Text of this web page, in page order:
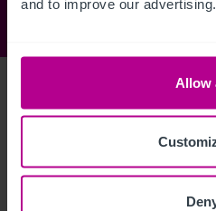
and to improve our advertising.
Allow
to view full